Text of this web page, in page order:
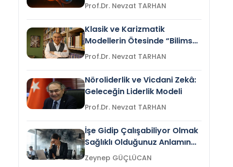
Prof.Dr. Nevzat TARHAN
Klasik ve Karizmatik
Modellerin Ötesinde “Bilimsel
Liderlik”
Prof.Dr. Nevzat TARHAN
Nöroliderlik ve Vicdani Zekâ:
Geleceğin Liderlik Modeli
Prof.Dr. Nevzat TARHAN
İşe Gidip Çalışabiliyor Olmak
Sağlıklı Olduğunuz Anlamına
Gelir mi?Zeynep GÜÇLÜCAN